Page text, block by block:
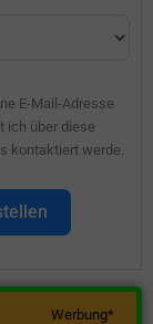
E-Mail-Adresse
ich über diese
kontaktiert werde.
Werbung*